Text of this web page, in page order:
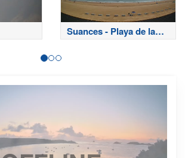
Suances - Playa de la
Concha